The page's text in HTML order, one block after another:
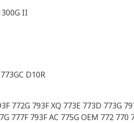
II
D10R
772G 793F XQ 773E 773D 773G
777F 793F AC 775G OEM 772 770